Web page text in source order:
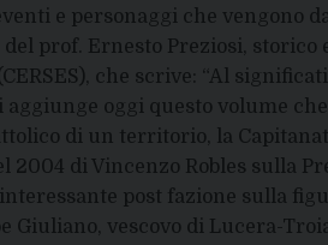
e personaggi che vengono
prof. Ernesto Preziosi, storico
che scrive: “Al
oggi questo volume
di un territorio, la
di Vincenzo Robles sulla
post fazione sulla
Giuliano, vescovo di Lucera-